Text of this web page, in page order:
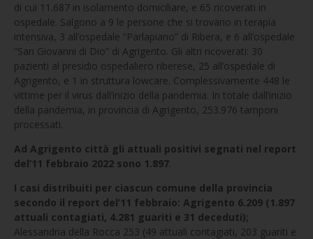
di cui 11.687 in isolamento domiciliare, e 65 ricoverati in
ospedale. Salgono a 9 le persone che si trovano in terapia
intensiva, 3 all’ospedale “Parlapiano” di Ribera, e 6 all’ospedale
“San Giovanni di Dio” di Agrigento. Gli altri ricoverati: 30
pazienti al presidio ospedaliero riberese, 25 all’ospedale di
Agrigento, e 1 in struttura lowcare. Complessivamente 448 le
vittime per il virus dall’inizio della pandemia. In totale dall’inizio
della pandemia, in provincia di Agrigento, 253.976 tamponi
processati.
Ad Agrigento città gli attuali positivi segnati nel report
del’11 febbraio 2022 sono 1.897.
I casi distribuiti per ciascun comune della provincia
secondo il report del’11 febbraio: Agrigento 6.209 (1.897
attuali contagiati, 4.281 guariti e 31 deceduti);
Alessandria della Rocca 253 (49 attuali contagiati, 203 guariti e